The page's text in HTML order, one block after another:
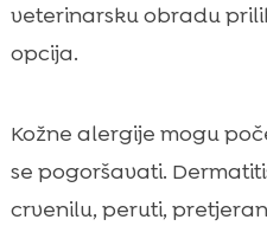
veterinarsku obradu
opcija.
Kožne alergije mogu
se pogoršavati.
crvenilu, peruti,